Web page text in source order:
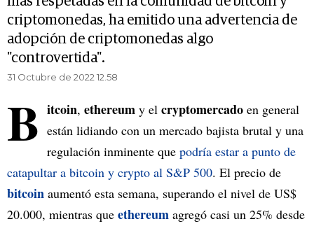
criptomonedas, ha emitido una advertencia de
adopción de criptomonedas algo
"controvertida".
31 Octubre de 2022 12.58
B itcoin, ethereum y el cryptomercado en general
están lidiando con un mercado bajista brutal y una
regulación inminente que podría estar a punto de
catapultar a bitcoin y crypto al S&P 500. El precio de
bitcoin aumentó esta semana, superando el nivel de US$
20.000, mientras que ethereum agregó casi un 25% desde